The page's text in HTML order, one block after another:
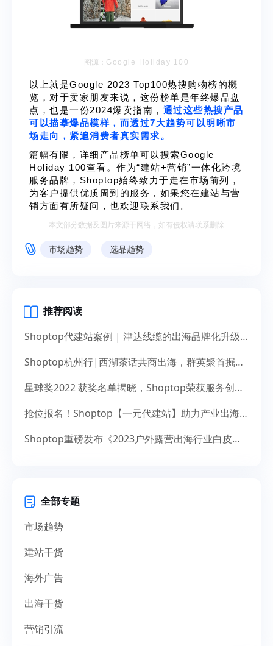
图源： Google Holiday 100
以上就是Google 2023 Top100热搜购物榜的概
览， 对于卖家朋友来说，这份榜单是年终爆品盘
点，也是一份2024爆卖指南， 通过这些热搜产品
可以描摹爆品模样，而透过7大趋势可以明晰市
场走向，紧追消费者真实需求。
篇幅有限，详细产品榜单可以搜索Google
Holiday 100查看。 作为“建站+营销”一体化跨境
服务品牌，Shoptop始终致力于走在市场前列，
为客户提供优质周到的服务，如果您在建站与营
销方面有所疑问，也欢迎联系我们。
本文部分数据及图片来源于网络，如有侵权请联系删除
市场趋势 选品趋势
推荐阅读
Shoptop代建站案例 | 津达线缆的出海品牌化升级之道
Shoptop杭州行|西湖茶话共商出海，群英聚首掘金未来
星球奖2022 获奖名单揭晓，Shoptop荣获服务创新奖！
抢位报名！Shoptop【一元代建站】助力产业出海，献礼14周年
Shoptop重磅发布《2023户外露营出海行业白皮书》！聚焦150亿美元市场，探寻增长新机遇
全部专题
市场趋势
建站干货
海外广告
出海干货
营销引流